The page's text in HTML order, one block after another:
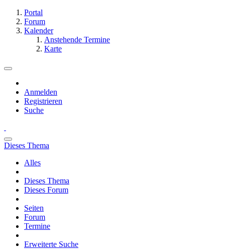
Portal
Forum
Kalender
Anstehende Termine
Karte
Anmelden
Registrieren
Suche
Dieses Thema
Alles
Dieses Thema
Dieses Forum
Seiten
Forum
Termine
Erweiterte Suche